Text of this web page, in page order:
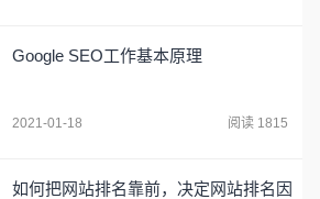
Google SEO工作基本原理
2021-01-18 阅读 1815
如何把网站排名靠前，决定网站排名因